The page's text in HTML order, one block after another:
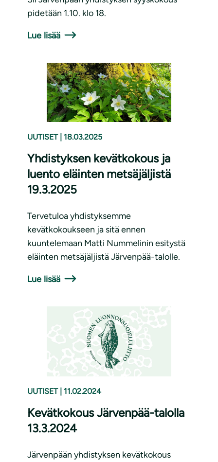
pidetään 1.10. klo 18.
Lue lisää
UUTISET 18.03.2025
Yhdistyksen kevätkokous ja
luento eläinten metsäjäljistä
19.3.2025
Tervetuloa yhdistyksemme
kevätkokoukseen ja sitä ennen
kuuntelemaan Matti Nummelinin esitystä
eläinten metsäjäljistä Järvenpää-talolle.
Lue lisää
UUTISET 11.02.2024
Kevätkokous Järvenpää-talolla
13.3.2024
Järvenpään yhdistyksen kevätkokous